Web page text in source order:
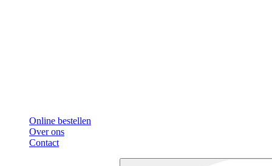
Online bestellen
Over ons
Contact